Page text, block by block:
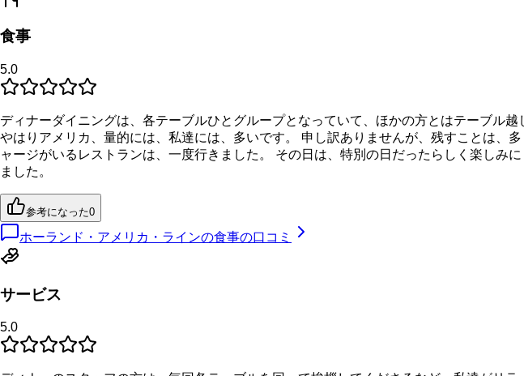
食事
5.0
ディナーダイニングは、各テーブルひとグループとなっていて、ほかの方とはテーブル
やはりアメリカ、量的には、私達には、多いです。 申し訳ありませんが、残すことは、
ャージがいるレストランは、一度行きました。 その日は、特別の日だったらしく楽しみ
ました。
参考になった0
ホーランド・アメリカ・ラインの食事の口コミ
サービス
5.0